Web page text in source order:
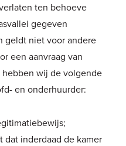
ten behoeve
gegeven
geldt niet voor andere
een aanvraag van
wij de volgende
en onderhuurder:
dat inderdaad de kamer